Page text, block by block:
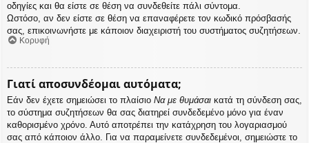
οδηγίες και θα είστε σε θέση να συνδεθείτε πάλι σύντομα.
Ωστόσο, αν δεν είστε σε θέση να επαναφέρετε τον κωδικό πρόσβασής
σας, επικοινωνήστε με κάποιον διαχειριστή του συστήματος συζητήσεων.
Κορυφή
Γιατί αποσυνδέομαι αυτόματα;
Εάν δεν έχετε σημειώσει το πλαίσιο Να με θυμάσαι κατά τη σύνδεση σας,
το σύστημα συζητήσεων θα σας διατηρεί συνδεδεμένο μόνο για έναν
καθορισμένο χρόνο. Αυτό αποτρέπει την κατάχρηση του λογαριασμού
σας από κάποιον άλλο. Για να παραμείνετε συνδεδεμένοι, σημειώστε το